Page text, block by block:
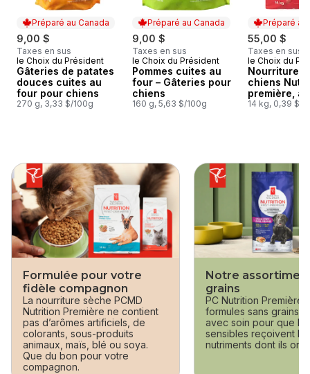
Préparé au Canada
9,00 $
Taxes en sus
Préparé au Canada
le Choix du Président
Gâteries de patates
douces cuites au
four pour chiens
270 g, 3,33 $/100g
Préparé au Canada
9,00 $
Taxes en sus
Préparé au Canada
le Choix du Président
Pommes cuites au
four – Gâteries pour
chiens
160 g, 5,63 $/100g
Préparé au
55,00 $
Taxes en sus
Préparé au
le Choix du
Nourriture
chiens
première,
riz brun et
14 kg, 0,39 $/
sauter cette section
Formulée pour votre
fidèle compagnon
La nourriture sèche PCMD
Nutrition Première ne contient
pas d’arômes artificiels, de
colorants, sous-produits
animaux, maïs, blé ou soya.
Que du bon pour votre
compagnon.
Notre
grains
PC Nutrition Première
formules sans grains
avec soin pour que
sensibles reçoivent les
nutriments dont ils ont